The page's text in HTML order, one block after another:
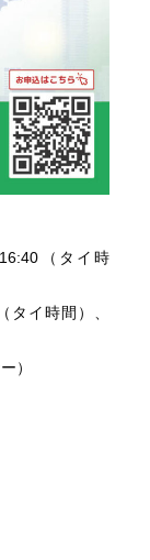
（タイ時
時間）、
）